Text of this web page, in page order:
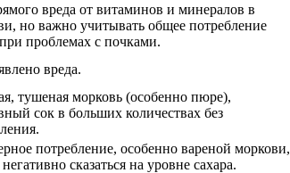
вреда от витаминов и минералов в
но важно учитывать общее потребление
проблемах с почками.
вреда.
тушеная морковь (особенно пюре),
сок в больших количествах без
потребление, особенно вареной моркови,
сказаться на уровне сахара.